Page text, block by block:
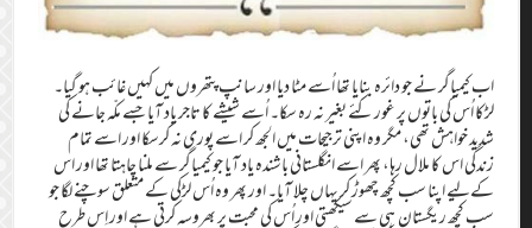
اب کیمیاگر نے جو دائرہ بنایا تھا اُسے مٹا دیا اور سانپ پتھروں میں کہیں غائب ہو گیا۔
لڑکا اُس کی باتوں پر غور کئے بغیر نہ رہ سکا۔ اُسے شیشے کا تاجر یاد آیا جسے مکّہ جانے کی
شدید خواہش تھی، مگر وہ اپنی ترجیحات میں الجھ کر اسے پوری نہ کرسکا اور اسے تمام
زندگی اس کا ملال رہا، پھر اسے انگلستانی باشندہ یاد آیا جو کیمیاگر سے ملنا چاہتا تھا اور اس
کےلیے اپنا سب کچھ چھوڑ کر یہاں چلا آیا۔ اور پھر وہ اُس لڑکی کے متعلق سوچنے لگا جو
سب کچھ ریگستان ہی سے سیکھتی اور اُس کی محبت پر بھروسہ کرتی ہے اور اِس طرح